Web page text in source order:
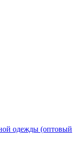
одежды (оптовый